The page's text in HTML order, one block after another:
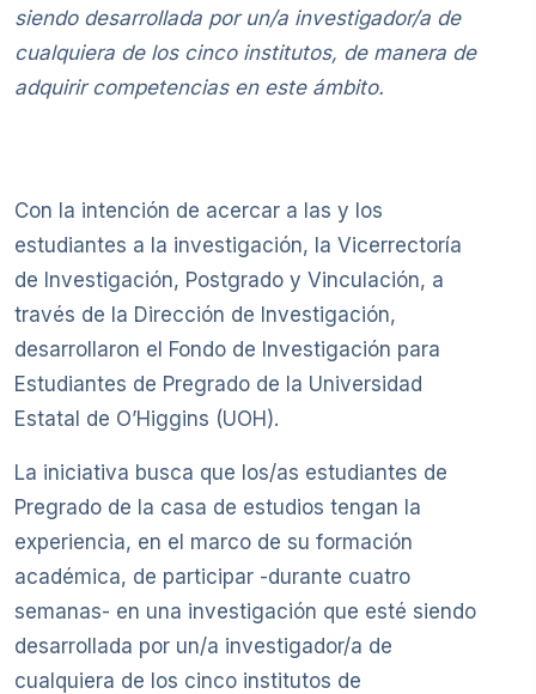
siendo desarrollada por un/a investigador/a de
cualquiera de los cinco institutos, de manera de
adquirir competencias en este ámbito.
Con la intención de acercar a las y los
estudiantes a la investigación, la Vicerrectoría
de Investigación, Postgrado y Vinculación, a
través de la Dirección de Investigación,
desarrollaron el Fondo de Investigación para
Estudiantes de Pregrado de la Universidad
Estatal de O’Higgins (UOH).
La iniciativa busca que los/as estudiantes de
Pregrado de la casa de estudios tengan la
experiencia, en el marco de su formación
académica, de participar -durante cuatro
semanas- en una investigación que esté siendo
desarrollada por un/a investigador/a de
cualquiera de los cinco institutos de